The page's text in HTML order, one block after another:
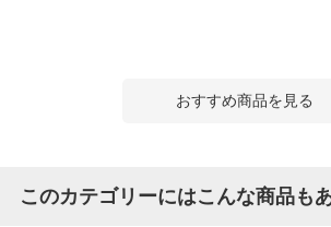
おすすめ商品を見る
このカテゴリーにはこんな商品も